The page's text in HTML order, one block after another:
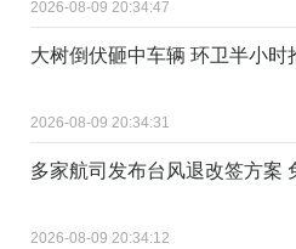
2026-08-09 20:34:47
大树倒伏砸中车辆 环卫半小时
2026-08-09 20:34:31
多家航司发布台风退改签方案
2026-08-09 20:34:12